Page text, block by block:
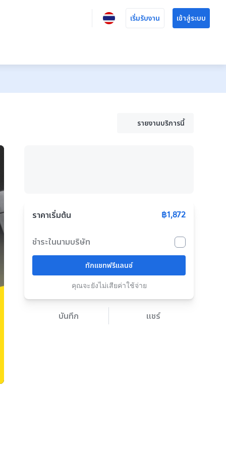
เริ่มรับงาน เข้าสู่ระบบ
รายงานบริการนี้
ราคาเริ่มต้น ฿1,872
ชำระในนามบริษัท
ทักแชทฟรีแลนซ์
คุณจะยังไม่เสียค่าใช้จ่าย
บันทึก แชร์